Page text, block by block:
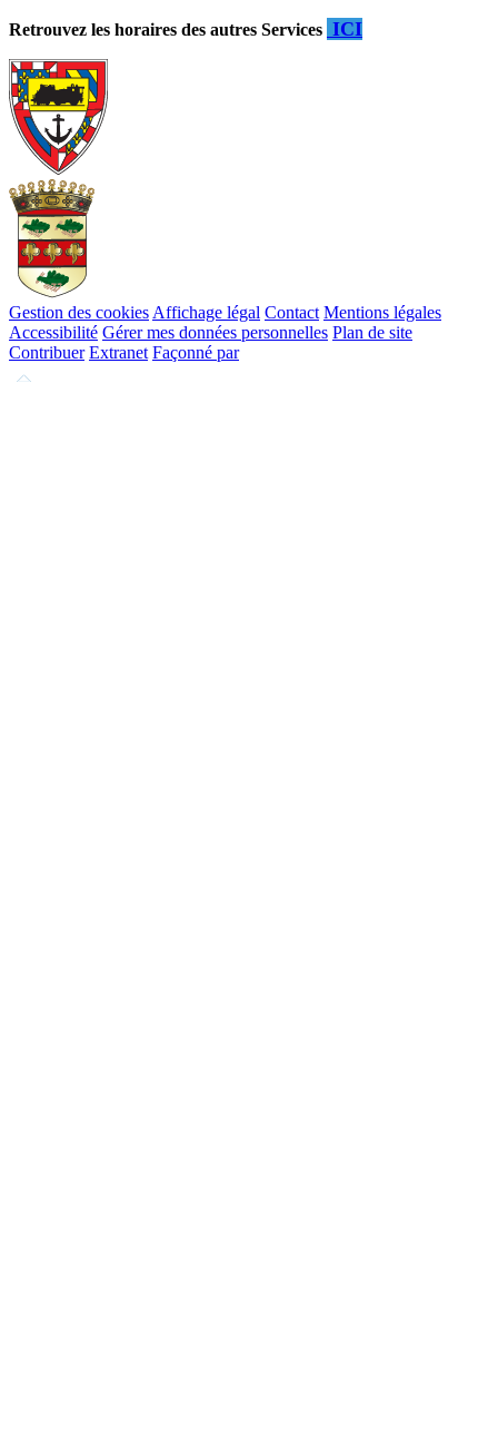
Retrouvez les horaires des autres Services ICI
Gestion des cookies Affichage légal Contact Mentions légales
Accessibilité Gérer mes données personnelles Plan de site
Contribuer Extranet Façonné par